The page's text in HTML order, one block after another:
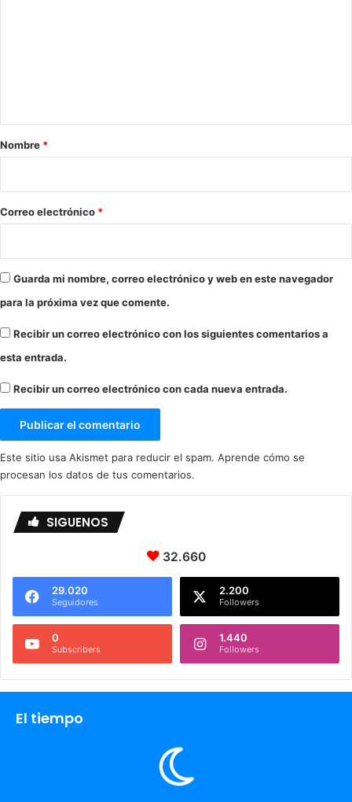
d
l
e
i
o
l
n
c
i
n
e
s
n
A
9
2
i
c
c
i
s
a
r
*
Nombre *
Correo electrónico *
Guarda mi nombre, correo electrónico y web en este navegador
para la próxima vez que comente.
Recibir un correo electrónico con los siguientes comentarios a
esta entrada.
Recibir un correo electrónico con cada nueva entrada.
Este sitio usa Akismet para reducir el spam. Aprende cómo se
procesan los datos de tus comentarios.
SIGUENOS
32.660
29.020
Seguidores
2.200
Followers
0
Subscribers
1.440
Followers
El tiempo